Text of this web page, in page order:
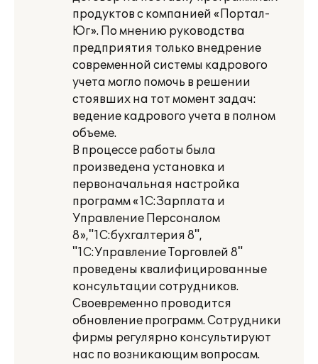
продуктов с компанией «Портал-
Юг». По мнению руководства
предприятия только внедрение
современной системы кадрового
учета могло помочь в решении
стоявших на тот момент задач:
ведение кадрового учета в полном
объеме.
В процессе работы была
произведена установка и
первоначальная настройка
программ «1С:Зарплата и
Управление Персоналом
8»,"1С:бухгалтерия 8",
"1С:Управление Торговлей 8"
проведены квалифицированные
консультации сотрудников.
Своевременно проводится
обновление программ. Сотрудники
фирмы регулярно консультируют
нас по возникающим вопросам.